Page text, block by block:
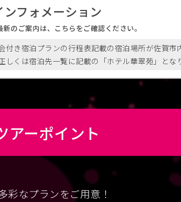
ンフォメーション
新のご案内は、こちらをご確認ください。
付き宿泊プランの行程表記載の宿泊場所が佐賀市
しくは宿泊先一覧に記載の「ホテル華翠苑」とな
アーポイント
彩なプランをご用意！